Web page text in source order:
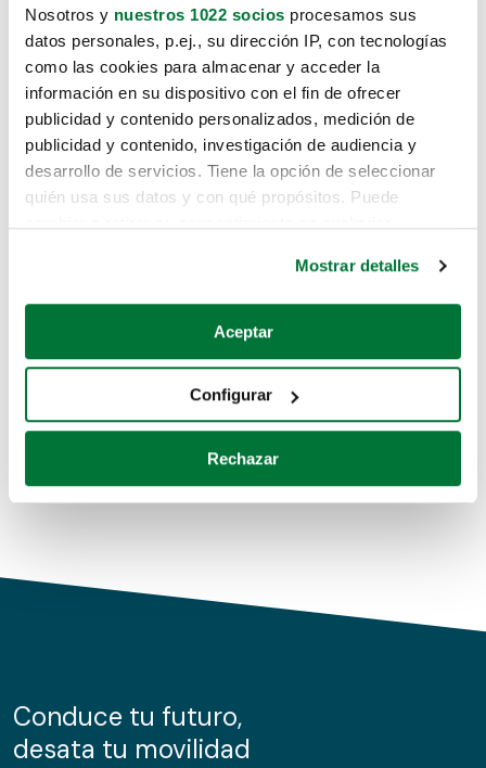
Nosotros y nuestros 1022 socios procesamos sus
datos personales, p.ej., su dirección IP, con tecnologías
como las cookies para almacenar y acceder la
información en su dispositivo con el fin de ofrecer
publicidad y contenido personalizados, medición de
publicidad y contenido, investigación de audiencia y
desarrollo de servicios. Tiene la opción de seleccionar
quién usa sus datos y con qué propósitos. Puede
Si lo permite, también quisiéramos:
Recopilar información sobre su ubicación geográfica
Identificar su dispositivo analizándolo activamente
para buscar características específicas (huellas
Obtenga más información sobre cómo se procesan sus
de cookies.
información sobre el uso que haga del sitio web con
nuestros partners de redes sociales, publicidad y análisis
Mostrar detalles
Aceptar
Configurar
Rechazar
Lo sentimos, no sabemos como
te hemos traido hasta aquí.
Pero puedes encontrar el coche que estás
buscando en alguno de estos enlaces:
Coches de segunda mano
Coches de km0
Conduce tu futuro,
desata tu movilidad